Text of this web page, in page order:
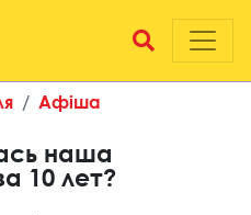
Афіша
наша
10 лет?